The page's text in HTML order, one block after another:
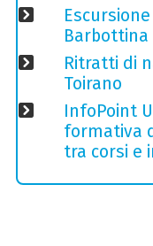
Barbottina
Ritratti di
Toirano
InfoPoint
formativa
tra corsi e